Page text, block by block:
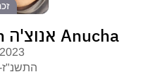
Anucha אנוצ'ה Sophakun סופקון